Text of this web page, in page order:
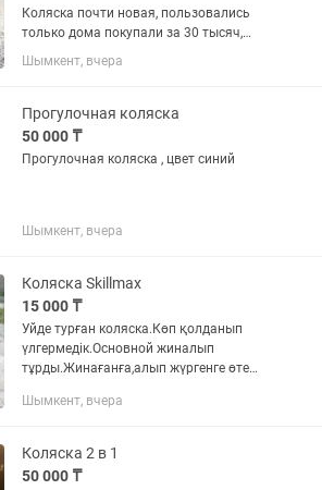
Коляска почти новая, пользовались
только дома покупали за 30 тысяч,
отдаем за 22 000тг
Шымкент, вчера
Прогулочная коляска
50 000 ₸
Прогулочная коляска , цвет синий
Шымкент, вчера
Коляска Skillmax
15 000 ₸
Уйде турған коляска.Көп қолданып
үлгермедік.Основной жиналып
тұрды.Жинағанға,алып жүргенге өте
Шымкент, вчера
Коляска 2 в 1
50 000 ₸